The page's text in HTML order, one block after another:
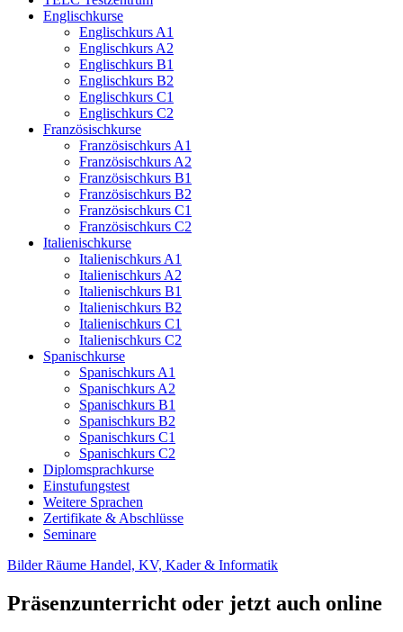
Englischkurse
Englischkurs A1
Englischkurs A2
Englischkurs B1
Englischkurs B2
Englischkurs C1
Englischkurs C2
Französischkurse
Französischkurs A1
Französischkurs A2
Französischkurs B1
Französischkurs B2
Französischkurs C1
Französischkurs C2
Italienischkurse
Italienischkurs A1
Italienischkurs A2
Italienischkurs B1
Italienischkurs B2
Italienischkurs C1
Italienischkurs C2
Spanischkurse
Spanischkurs A1
Spanischkurs A2
Spanischkurs B1
Spanischkurs B2
Spanischkurs C1
Spanischkurs C2
Diplomsprachkurse
Einstufungstest
Weitere Sprachen
Zertifikate & Abschlüsse
Seminare
Bilder Räume Handel, KV, Kader & Informatik
Präsenzunterricht oder jetzt auch online